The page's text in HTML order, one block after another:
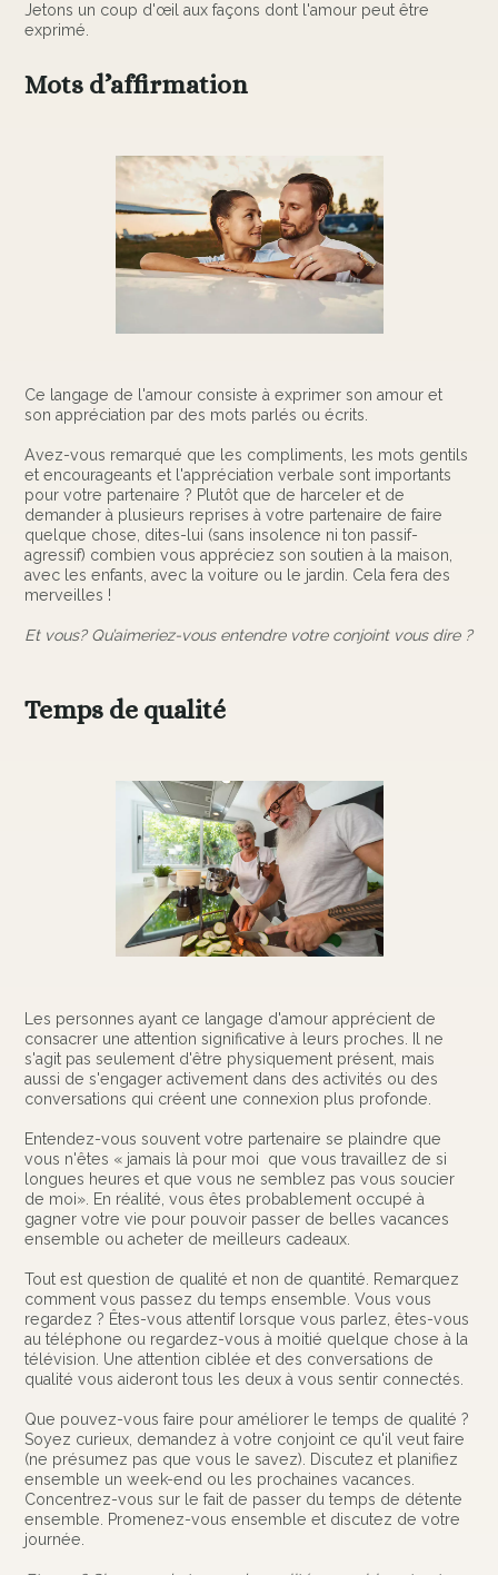
Jetons un coup d'œil aux façons dont l'amour peut être
exprimé.
Mots d’affirmation
Ce langage de l'amour consiste à exprimer son amour et
son appréciation par des mots parlés ou écrits.
Avez-vous remarqué que les compliments, les mots gentils
et encourageants et l'appréciation verbale sont importants
pour votre partenaire ? Plutôt que de harceler et de
demander à plusieurs reprises à votre partenaire de faire
quelque chose, dites-lui (sans insolence ni ton passif-
agressif) combien vous appréciez son soutien à la maison,
avec les enfants, avec la voiture ou le jardin. Cela fera des
merveilles !
Et vous? Qu’aimeriez-vous entendre votre conjoint vous dire ?
Temps de qualité
Les personnes ayant ce langage d'amour apprécient de
consacrer une attention significative à leurs proches. Il ne
s'agit pas seulement d'être physiquement présent, mais
aussi de s'engager activement dans des activités ou des
conversations qui créent une connexion plus profonde.
Entendez-vous souvent votre partenaire se plaindre que
vous n'êtes « jamais là pour moi que vous travaillez de si
longues heures et que vous ne semblez pas vous soucier
de moi». En réalité, vous êtes probablement occupé à
gagner votre vie pour pouvoir passer de belles vacances
ensemble ou acheter de meilleurs cadeaux.
Tout est question de qualité et non de quantité. Remarquez
comment vous passez du temps ensemble. Vous vous
regardez ? Êtes-vous attentif lorsque vous parlez, êtes-vous
au téléphone ou regardez-vous à moitié quelque chose à la
télévision. Une attention ciblée et des conversations de
qualité vous aideront tous les deux à vous sentir connectés.
Que pouvez-vous faire pour améliorer le temps de qualité ?
Soyez curieux, demandez à votre conjoint ce qu'il veut faire
(ne présumez pas que vous le savez). Discutez et planifiez
ensemble un week-end ou les prochaines vacances.
Concentrez-vous sur le fait de passer du temps de détente
ensemble. Promenez-vous ensemble et discutez de votre
journée.